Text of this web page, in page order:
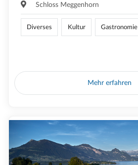
Schloss Meggenhorn
Diverses Kultur Gastronomie
Mehr erfahren